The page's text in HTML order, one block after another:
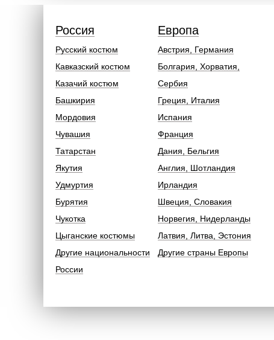
Австрия, Германия
Болгария, Хорватия,
Сербия
Греция, Италия
Испания
Франция
Дания, Бельгия
Англия, Шотландия
Ирландия
Швеция, Словакия
Норвегия, Нидерланды
Латвия, Литва, Эстония
Другие страны Европы
Европа
Русский костюм
Кавказский костюм
Казачий костюм
Башкирия
Мордовия
Чувашия
Татарстан
Якутия
Удмуртия
Бурятия
Чукотка
Цыганские костюмы
Другие национальности
России
Россия